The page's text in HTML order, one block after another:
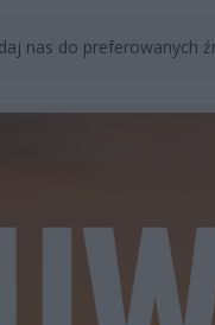
nas do preferowanych